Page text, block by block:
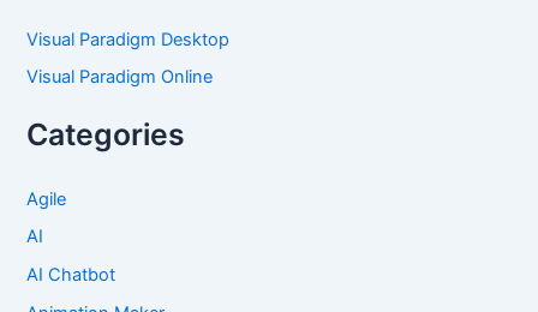
Visual Paradigm Desktop
Visual Paradigm Online
Categories
Agile
AI
AI Chatbot